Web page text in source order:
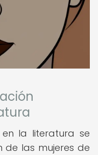
la literatura se
de las mujeres de